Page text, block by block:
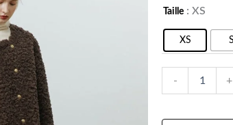
Taille : XS
XS S
-
quantité
Gilet
duveteux
+